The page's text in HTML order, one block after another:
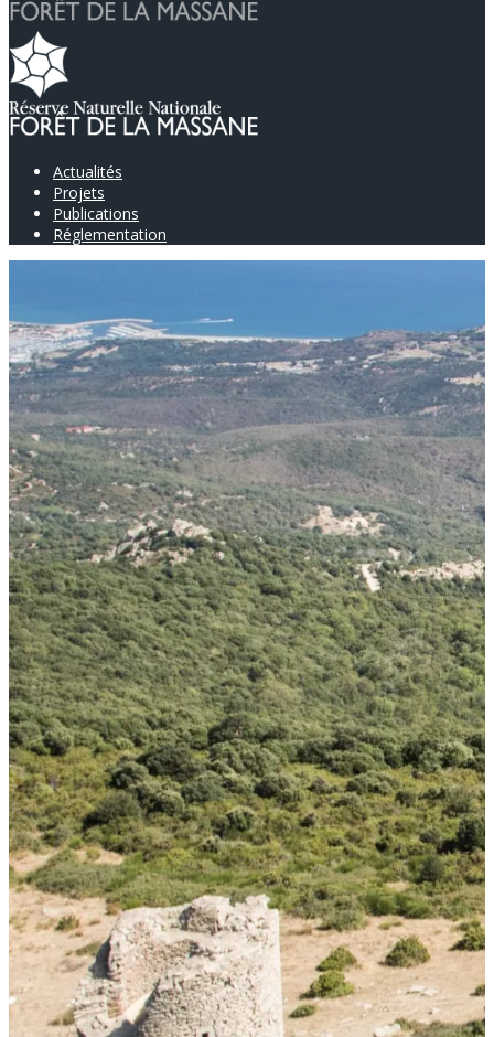
Actualités
Projets
Publications
Réglementation